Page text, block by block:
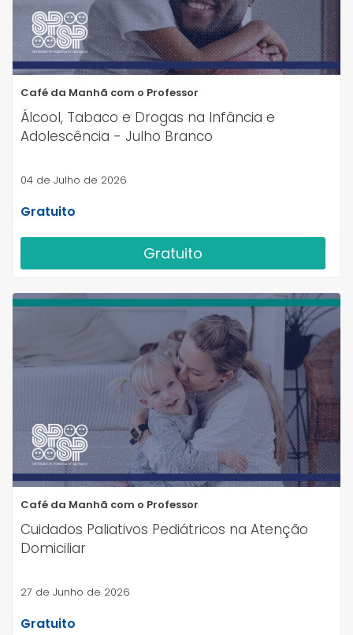
Café da Manhã com o Professor
Álcool, Tabaco e Drogas na Infância e
Adolescência - Julho Branco
04 de Julho de 2026
Gratuito
Gratuito
Café da Manhã com o Professor
Cuidados Paliativos Pediátricos na Atenção
Domiciliar
27 de Junho de 2026
Gratuito